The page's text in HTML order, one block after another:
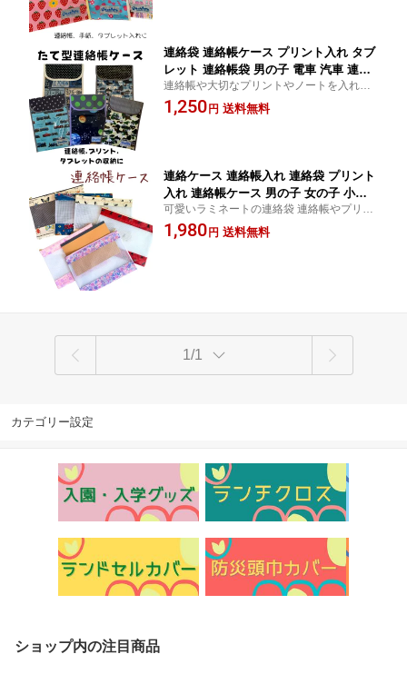
連絡袋 連絡帳ケース プリント入れ タブ
レット 連絡帳袋 男の子 電車 汽車 連絡
帳 ポケット 小学生 幼稚園 入園 入学 ラ
ミネート 追跡可能メール便 送料無料
連絡帳や大切なプリントやノートを入れる
ラミネート素材のケースです。かっこいい
汽車、電車柄です。
1,250 円 送料無料
連絡ケース 連絡帳入れ 連絡袋 プリント
入れ 連絡帳ケース 男の子 女の子 小学
生 入園 入学 通園 新学期 昆虫 働く車 花
柄 ピンク パープル 猫 ねこ ネコ ラミネ
可愛いラミネートの連絡袋 連絡帳やプリン
ト入れとして使えます 男の子、女の子に大
人気の昆虫、働く車、猫柄、花柄から選べ
1,980 円 送料無料
1/1
カテゴリー設定
ショップ内の注目商品